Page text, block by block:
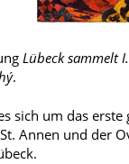
Lübeck sammelt
.
sich um das
Annen und der